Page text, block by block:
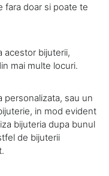
fara doar si poate te
acestor bijuterii,
mai multe locuri.
personalizata, sau un
in mod evident
bijuteria dupa bunul
de bijuterii